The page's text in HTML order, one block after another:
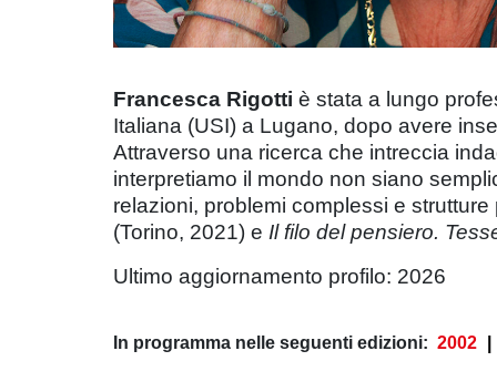
Francesca Rigotti è stata a lungo
Italiana (USI) a Lugano, dopo avere
Attraverso una ricerca che intreccia
interpretiamo il mondo non siano
relazioni, problemi complessi e
(Torino, 2021) e Il filo del pensiero.
Ultimo aggiornamento profilo: 2026
In programma nelle seguenti edizioni: 2002